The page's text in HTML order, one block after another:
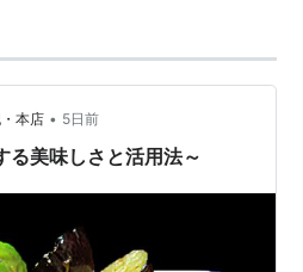
本店 • 5日前
美味しさと活用法～